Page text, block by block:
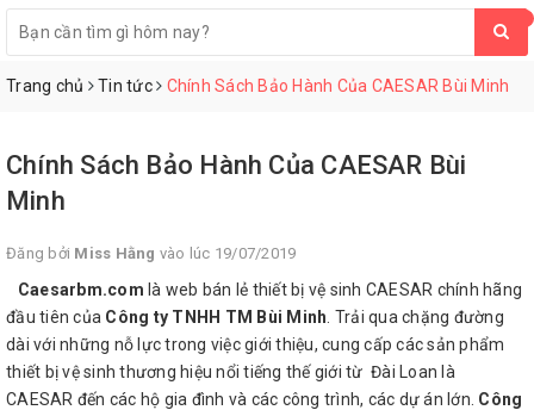
Trang chủ Tin tức Chính Sách Bảo Hành Của CAESAR Bùi Minh
Chính Sách Bảo Hành Của CAESAR Bùi
Minh
Đăng bởi Miss Hằng vào lúc 19/07/2019
Caesarbm.com là web bán lẻ thiết bị vệ sinh CAESAR chính hãng
đầu tiên của Công ty TNHH TM Bùi Minh . Trải qua chặng đường
dài với những nỗ lực trong việc giới thiệu, cung cấp các sản phẩm
thiết bị vệ sinh thương hiệu nổi tiếng thế giới từ Đài Loan là
CAESAR đến các hộ gia đình và các công trình, các dự án lớn. Công